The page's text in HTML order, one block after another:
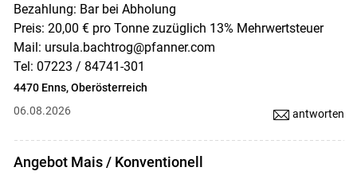
Bezahlung: Bar bei Abholung
Preis: 20,00 € pro Tonne zuzüglich 13% Mehrwertsteuer
Mail: ursula.bachtrog@pfanner.com
Tel: 07223 / 84741-301
4470 Enns, Oberösterreich
06.08.2026
antworten
Angebot Mais / Konventionell